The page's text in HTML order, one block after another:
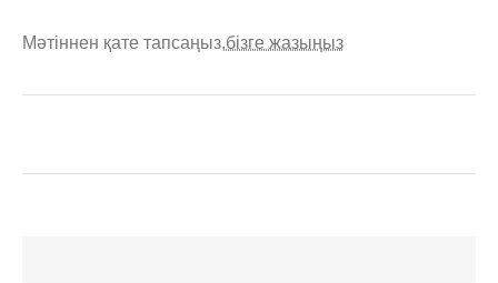
Мәтіннен қате тапсаңыз,бізге жазыңыз